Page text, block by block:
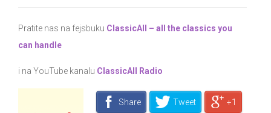
Pratite nas na fejsbuku ClassicAll – all the classics you
can handle
i na YouTube kanalu ClassicAll Radio
Share Tweet +1